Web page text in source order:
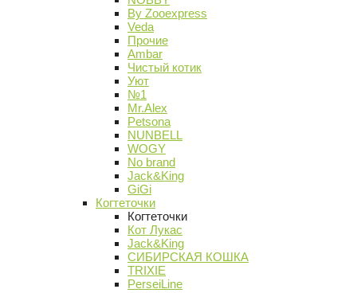
By Zooexpress
Veda
Прочие
Ambar
Чистый котик
Уют
№1
Mr.Alex
Petsona
NUNBELL
WOGY
No brand
Jack&King
GiGi
Когтеточки
Когтеточки
Кот Лукас
Jack&King
СИБИРСКАЯ КОШКА
TRIXIE
PerseiLine